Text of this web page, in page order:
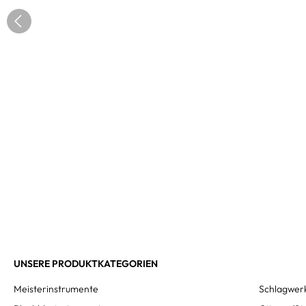
UNSERE PRODUKTKATEGORIEN
Meisterinstrumente